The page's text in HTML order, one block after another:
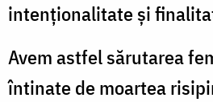
intenţionalitate şi
Avem astfel sărutarea
întinate de moartea